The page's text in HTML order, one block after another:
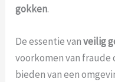
gokken.
De essentie vanveilig
voorkomen van
bieden van een